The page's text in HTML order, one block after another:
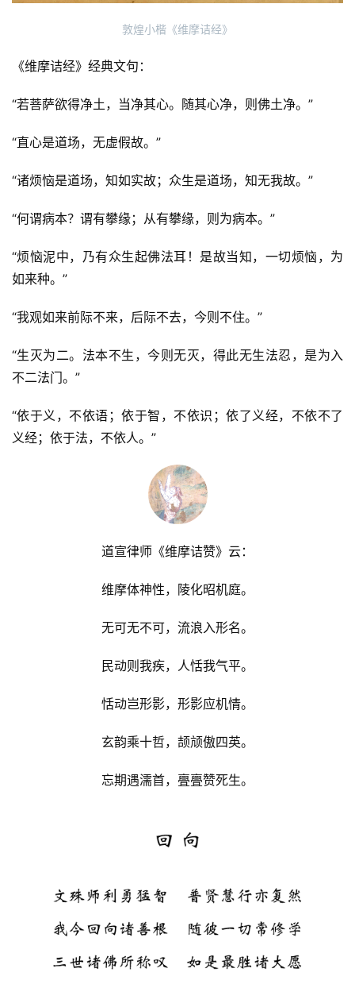
敦煌小楷《维摩诘经》
《维摩诘经》经典文句：
“若菩萨欲得净土，当净其心。随其心净，则佛土净。”
“直心是道场，无虚假故。”
“诸烦恼是道场，知如实故；众生是道场，知无我故。”
“何谓病本？谓有攀缘；从有攀缘，则为病本。”
“烦恼泥中，乃有众生起佛法耳！是故当知，一切烦恼，为
如来种。”
“我观如来前际不来，后际不去，今则不住。”
“生灭为二。法本不生，今则无灭，得此无生法忍，是为入
不二法门。”
“依于义，不依语；依于智，不依识；依了义经，不依不了
义经；依于法，不依人。”
道宣律师《维摩诘赞》云：
维摩体神性，陵化昭机庭。
无可无不可，流浪入形名。
民动则我疾，人恬我气平。
恬动岂形影，形影应机情。
玄韵乘十哲，颉颃傲四英。
忘期遇濡首，亹亹赞死生。